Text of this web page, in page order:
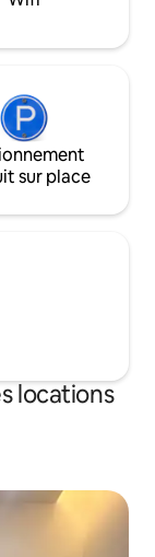
environs
sur place
locations